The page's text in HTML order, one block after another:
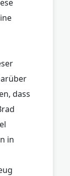
dass
in